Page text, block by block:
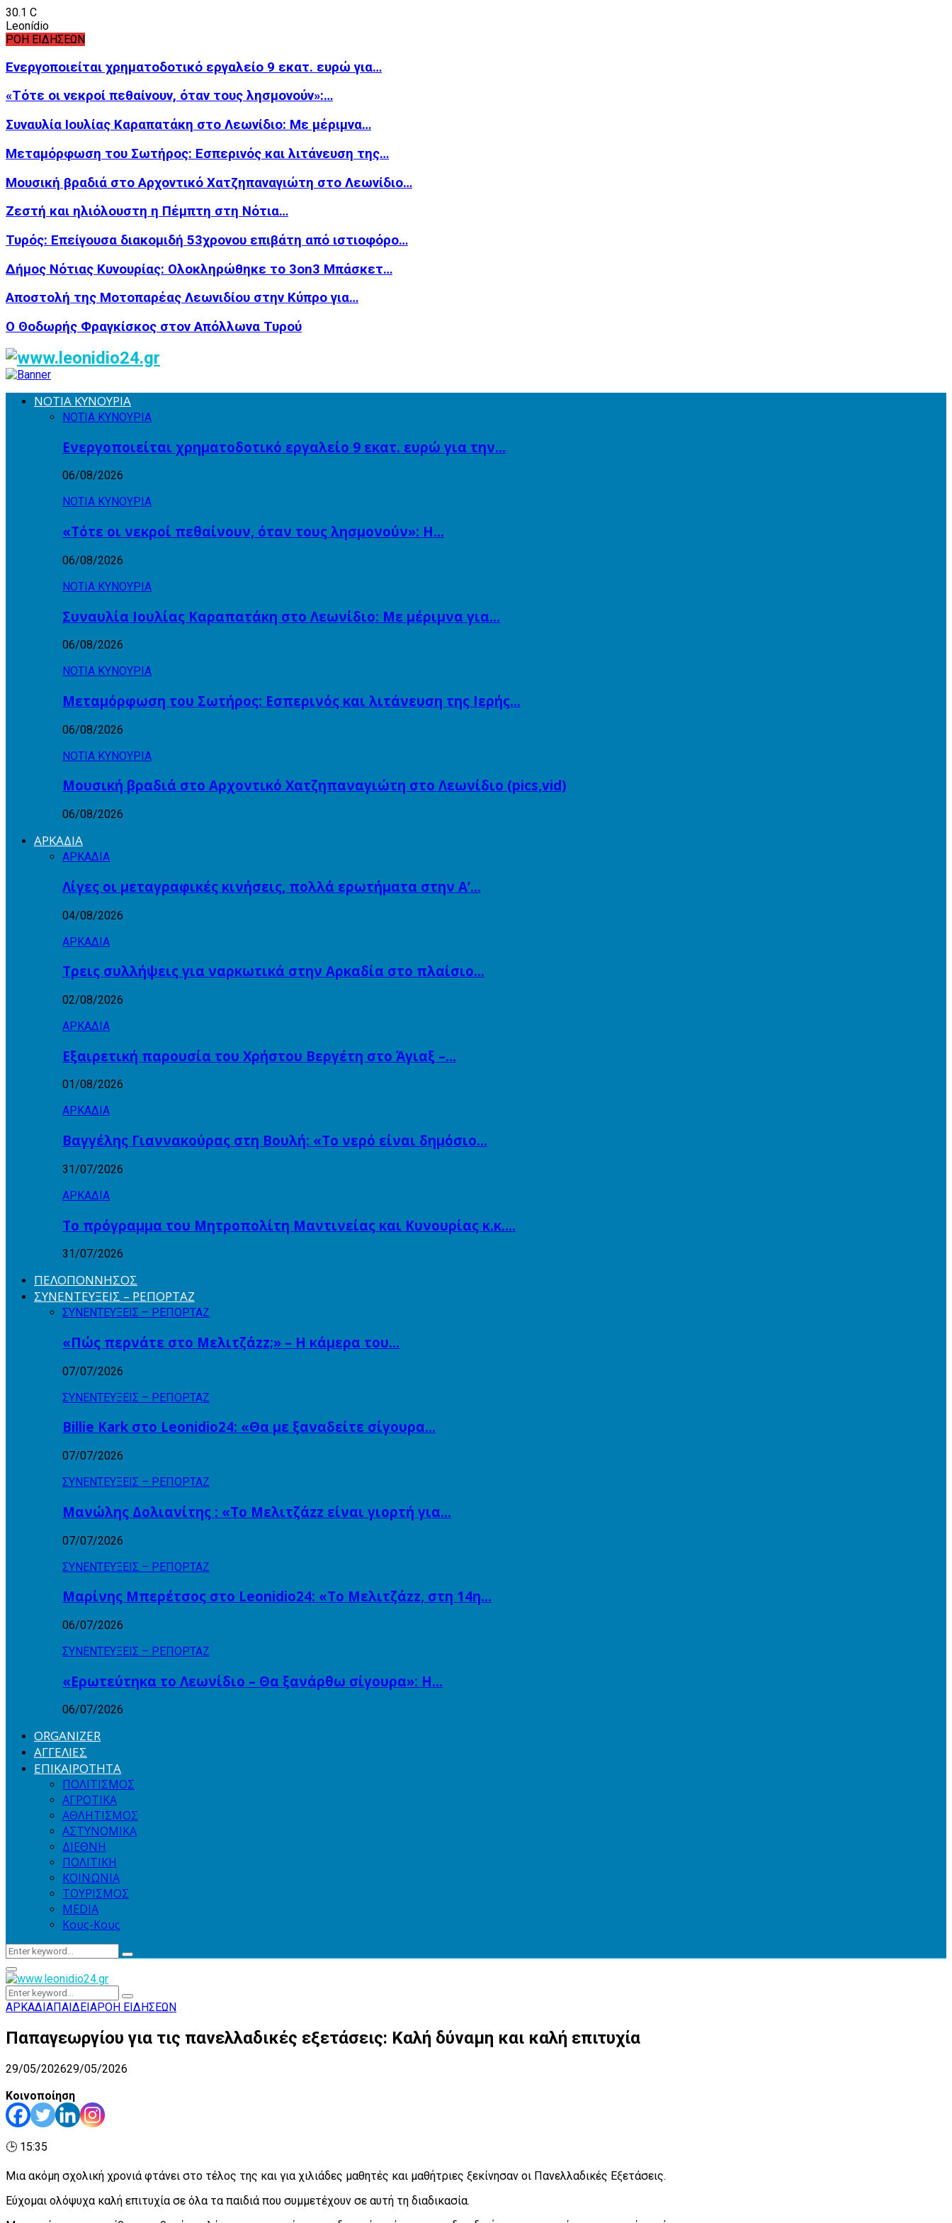
30.1 C
Leonídio
ΡΟΗ ΕΙΔΗΣΕΩΝ
Ενεργοποιείται χρηματοδοτικό εργαλείο 9 εκατ. ευρώ για…
«Τότε οι νεκροί πεθαίνουν, όταν τους λησμονούν»:…
Συναυλία Ιουλίας Καραπατάκη στο Λεωνίδιο: Με μέριμνα…
Μεταμόρφωση του Σωτήρος: Εσπερινός και λιτάνευση της…
Μουσική βραδιά στο Αρχοντικό Χατζηπαναγιώτη στο Λεωνίδιο…
Ζεστή και ηλιόλουστη η Πέμπτη στη Νότια…
Τυρός: Επείγουσα διακομιδή 53χρονου επιβάτη από ιστιοφόρο…
Δήμος Νότιας Κυνουρίας: Ολοκληρώθηκε το 3on3 Μπάσκετ…
Αποστολή της Μοτοπαρέας Λεωνιδίου στην Κύπρο για…
Ο Θοδωρής Φραγκίσκος στον Απόλλωνα Τυρού
ΝΟΤΙΑ ΚΥΝΟΥΡΙΑ
ΝΟΤΙΑ ΚΥΝΟΥΡΙΑ
Ενεργοποιείται χρηματοδοτικό εργαλείο 9 εκατ. ευρώ για την…
06/08/2026
ΝΟΤΙΑ ΚΥΝΟΥΡΙΑ
«Τότε οι νεκροί πεθαίνουν, όταν τους λησμονούν»: Η…
06/08/2026
ΝΟΤΙΑ ΚΥΝΟΥΡΙΑ
Συναυλία Ιουλίας Καραπατάκη στο Λεωνίδιο: Με μέριμνα για…
06/08/2026
ΝΟΤΙΑ ΚΥΝΟΥΡΙΑ
Μεταμόρφωση του Σωτήρος: Εσπερινός και λιτάνευση της Ιερής…
06/08/2026
ΝΟΤΙΑ ΚΥΝΟΥΡΙΑ
Μουσική βραδιά στο Αρχοντικό Χατζηπαναγιώτη στο Λεωνίδιο (pics,vid)
06/08/2026
ΑΡΚΑΔΙΑ
ΑΡΚΑΔΙΑ
Λίγες οι μεταγραφικές κινήσεις, πολλά ερωτήματα στην Α’…
04/08/2026
ΑΡΚΑΔΙΑ
Τρεις συλλήψεις για ναρκωτικά στην Αρκαδία στο πλαίσιο…
02/08/2026
ΑΡΚΑΔΙΑ
Εξαιρετική παρουσία του Χρήστου Βεργέτη στο Άγιαξ –…
01/08/2026
ΑΡΚΑΔΙΑ
Βαγγέλης Γιαννακούρας στη Βουλή: «Το νερό είναι δημόσιο…
31/07/2026
ΑΡΚΑΔΙΑ
Το πρόγραμμα του Μητροπολίτη Μαντινείας και Κυνουρίας κ.κ….
31/07/2026
ΠΕΛΟΠΟΝΝΗΣΟΣ
ΣΥΝΕΝΤΕΥΞΕΙΣ – ΡΕΠΟΡΤΑΖ
ΣΥΝΕΝΤΕΥΞΕΙΣ – ΡΕΠΟΡΤΑΖ
«Πώς περνάτε στο Μελιτζάzz;» – Η κάμερα του…
07/07/2026
ΣΥΝΕΝΤΕΥΞΕΙΣ – ΡΕΠΟΡΤΑΖ
Billie Kark στο Leonidio24: «Θα με ξαναδείτε σίγουρα…
07/07/2026
ΣΥΝΕΝΤΕΥΞΕΙΣ – ΡΕΠΟΡΤΑΖ
Μανώλης Δολιανίτης : «Το Μελιτζάzz είναι γιορτή για…
07/07/2026
ΣΥΝΕΝΤΕΥΞΕΙΣ – ΡΕΠΟΡΤΑΖ
Μαρίνης Μπερέτσος στο Leonidio24: «Το Μελιτζάzz, στη 14η…
06/07/2026
ΣΥΝΕΝΤΕΥΞΕΙΣ – ΡΕΠΟΡΤΑΖ
«Ερωτεύτηκα το Λεωνίδιο – Θα ξανάρθω σίγουρα»: Η…
06/07/2026
ORGANIZER
ΑΓΓΕΛΙΕΣ
ΕΠΙΚΑΙΡΟΤΗΤΑ
ΠΟΛΙΤΙΣΜΟΣ
ΑΓΡΟΤΙΚΑ
ΑΘΛΗΤΙΣΜΟΣ
ΑΣΤΥΝΟΜΙΚΑ
ΔΙΕΘΝΗ
ΠΟΛΙΤΙΚΗ
ΚΟΙΝΩΝΙΑ
ΤΟΥΡΙΣΜΟΣ
MEDIA
Κους-Κους
Search
Search
Primary
Menu
Search
for:
Search
ΑΡΚΑΔΙΑΠΑΙΔΕΙΑΡΟΗ ΕΙΔΗΣΕΩΝ
Παπαγεωργίου για τις πανελλαδικές εξετάσεις: Καλή δύναμη και καλή επιτυχία
29/05/202629/05/2026
Κοινοποίηση
🕒 15:35
Μια ακόμη σχολική χρονιά φτάνει στο τέλος της και για χιλιάδες μαθητές και μαθήτριες ξεκίνησαν οι Πανελλαδικές Εξετάσεις.
Εύχομαι ολόψυχα καλή επιτυχία σε όλα τα παιδιά που συμμετέχουν σε αυτή τη διαδικασία.